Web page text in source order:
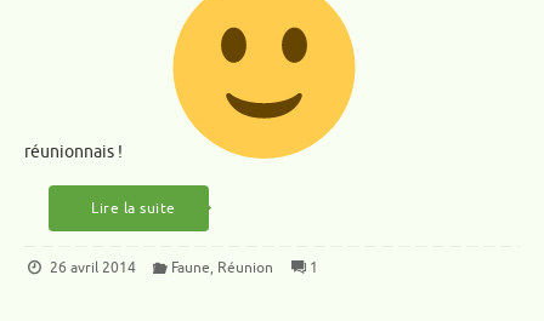
réunionnais !
Lire la suite
26 avril 2014 Faune, Réunion 1